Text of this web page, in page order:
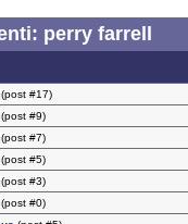
perry farrell
#17)
#9)
#7)
#5)
#3)
#0)